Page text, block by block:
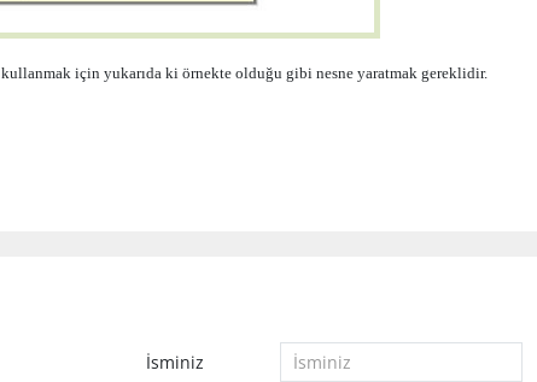
kullanmak için yukarıda ki örnekte olduğu gibinesneyaratmak gereklidir.
İsminiz